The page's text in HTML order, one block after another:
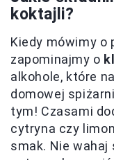
koktajli?
Kiedy mówimy o
zapominajmy o
alkohole, które
domowej
tym! Czasami
cytryna czy
smak. Nie